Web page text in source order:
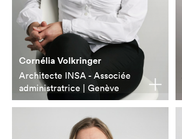
Cornélia Volkringer
Architecte INSA - Associée
administratrice | Genève